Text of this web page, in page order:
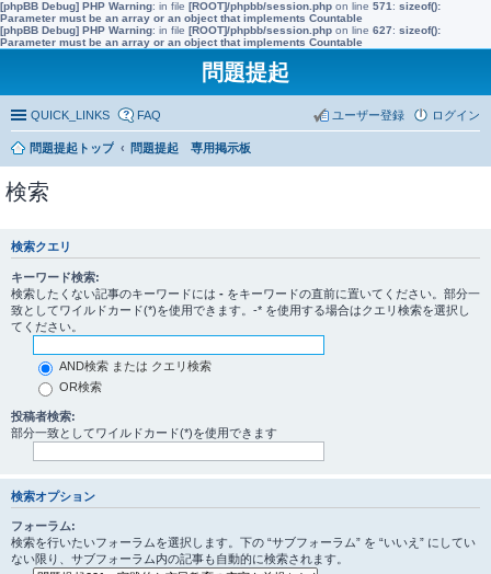
[phpBB Debug] PHP Warning: in file [ROOT]/phpbb/session.php on line 571 : sizeof():
Parameter must be an array or an object that implements Countable
[phpBB Debug] PHP Warning: in file [ROOT]/phpbb/session.php on line 627: sizeof():
Parameter must be an array or an object that implements Countable
問題提起
QUICK_LINKS FAQ ログイン
ユーザー登録
問題提起トップ 問題提起 専用掲示板
検索
検索クエリ
キーワード検索:
検索したくない記事のキーワードには - をキーワードの直前に置いてください。部分一
致としてワイルドカード(*)を使用できます。-* を使用する場合はクエリ検索を選択し
てください。
AND検索 または クエリ検索
OR検索
投稿者検索:
部分一致としてワイルドカード(*)を使用できます
検索オプション
フォーラム:
検索を行いたいフォーラムを選択します。下の “サブフォーラム” を “いいえ” にしてい
ない限り、サブフォーラム内の記事も自動的に検索されます。